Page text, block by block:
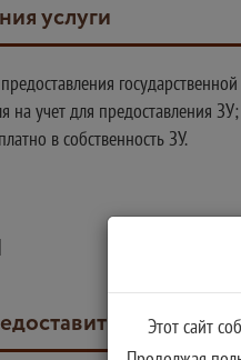
услуги
государственной
на учет для предоставления ЗУ;
в собственность ЗУ.
Этот сайт